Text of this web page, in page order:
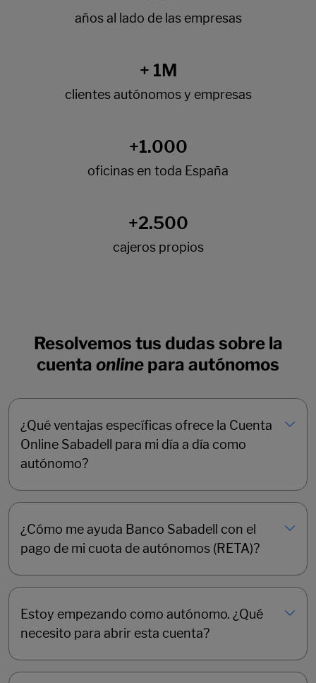
Resolvemos tus dudas sobre la
cuenta online para autónomos
¿Qué ventajas específicas ofrece la Cuenta
Online Sabadell para mi día a día como
autónomo?
¿Cómo me ayuda Banco Sabadell con el
pago de mi cuota de autónomos (RETA)?
Estoy empezando como autónomo. ¿Qué
necesito para abrir esta cuenta?